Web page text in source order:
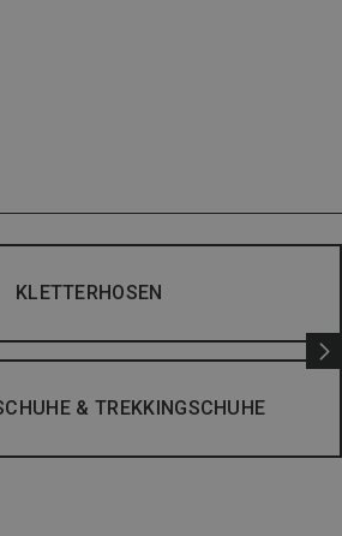
KLETTERHOSEN
& TREKKINGSCHUHE